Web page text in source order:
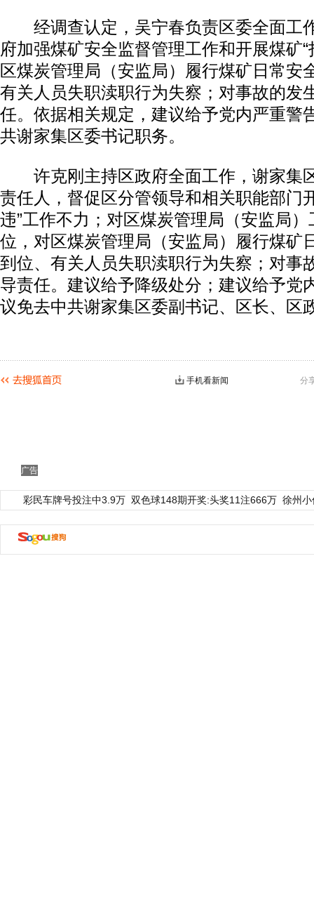
经调查认定，吴宁春负责区委全面工
府加强煤矿安全监督管理工作和开展煤矿“
区煤炭管理局（安监局）履行煤矿日常安
有关人员失职渎职行为失察；对事故的发
任。依据相关规定，建议给予党内严重警
共谢家集区委书记职务。
许克刚主持区政府全面工作，谢家集
责任人，督促区分管领导和相关职能部门
违”工作不力；对区煤炭管理局（安监局
位，对区煤炭管理局（安监局）履行煤矿
到位、有关人员失职渎职行为失察；对事
导责任。建议给予降级处分；建议给予党
议免去中共谢家集区委副书记、区长、区
分
手机看新闻
广告
彩民车牌号投注中3.9万 双色球148期开奖:头奖11注666万 徐州